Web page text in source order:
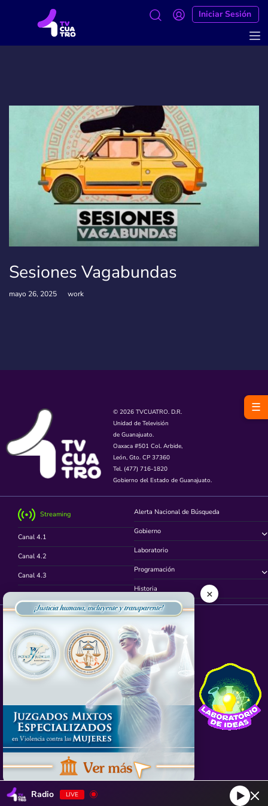
Iniciar Sesión
Sesiones Vagabundas
mayo 26, 2025 work
© 2026 TVCUATRO. D.R.
Unidad de Televisión
de Guanajuato.
Oaxaca #501 Col. Arbide,
León, Gto. CP 37360
Tel. (477) 716-1820
Gobierno del Estado de Guanajuato.
Streaming
Canal 4.1
Canal 4.2
Canal 4.3
Canal 4.4
Alerta Nacional de Búsqueda
Gobierno
Laboratorio
Programación
Historia
Síguenos en
App TVCUATRO
Radio LIVE
☰
×